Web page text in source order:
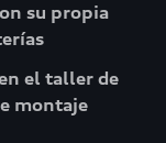
su propia
el taller de
montaje